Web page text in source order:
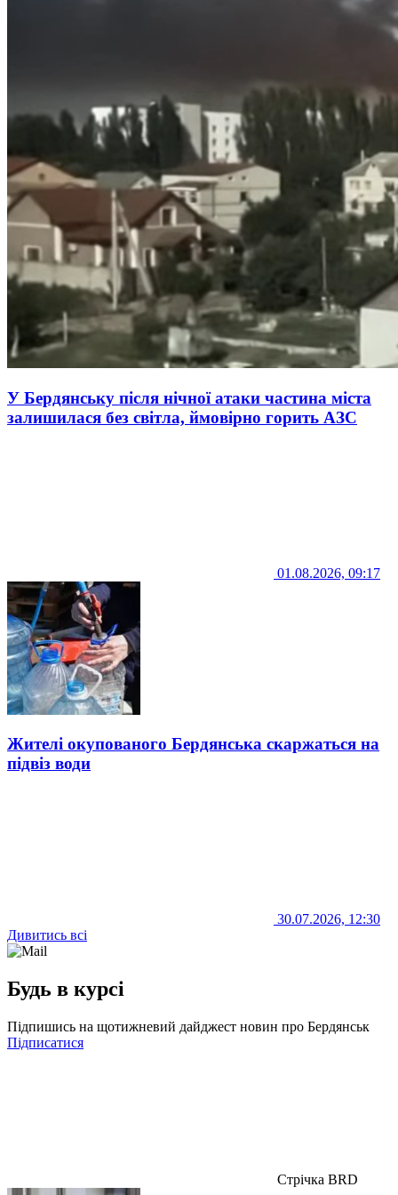
У Бердянську після нічної атаки частина міста
залишилася без світла, ймовірно горить АЗС
01.08.2026, 09:17
Жителі окупованого Бердянська скаржаться на
підвіз води
30.07.2026, 12:30
Дивитись всі
Будь в курсі
Підпишись на щотижневий дайджест новин про Бердянськ
Підписатися
Стрічка BRD